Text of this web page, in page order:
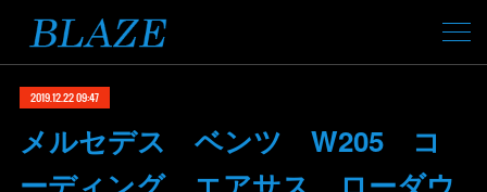
2019.12.22 09:47
メルセデス ベンツ W205 コ